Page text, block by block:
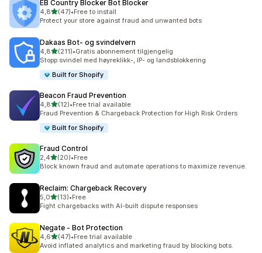
EB Country Blocker Bot Blocker
4,8av 5 stjerner
(47)
Totalt 47 omtaler
•Free to install
Protect your store against fraud and unwanted bots
Dakaas Bot‑ og svindelvern
4,8av 5 stjerner
(211)
Totalt 211 omtaler
•Gratis abonnement tilgjengelig
Stopp svindel med høyreklikk-, IP- og landsblokkering
Built for Shopify
Beacon Fraud Prevention
4,8av 5 stjerner
(12)
Totalt 12 omtaler
•Free trial available
Fraud Prevention & Chargeback Protection for High Risk Orders
Built for Shopify
Fraud Control
2,4av 5 stjerner
(20)
Totalt 20 omtaler
•Free
Block known fraud and automate operations to maximize revenue.
Reclaim: Chargeback Recovery
5,0av 5 stjerner
(13)
Totalt 13 omtaler
•Free
Fight chargebacks with AI-built dispute responses
Negate ‑ Bot Protection
4,6av 5 stjerner
(47)
Totalt 47 omtaler
•Free trial available
Avoid inflated analytics and marketing fraud by blocking bots.